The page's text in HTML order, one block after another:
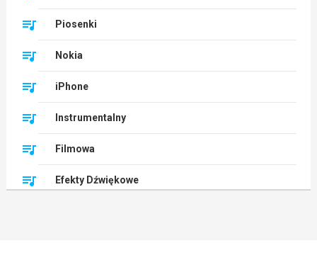
Piosenki
Nokia
iPhone
Instrumentalny
Filmowa
Efekty Dźwiękowe